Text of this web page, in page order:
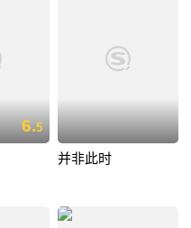
6.5
并非此时